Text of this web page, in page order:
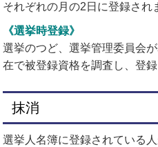
それぞれの月の2日に登録され
《選挙時登録》
選挙のつど、選挙管理委員会
在で被登録資格を調査し、登
抹消
選挙人名簿に登録されている